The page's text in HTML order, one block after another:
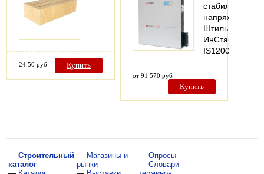
24.50 руб Купить
стабилизатор
напряжения
Штиль
ИнСтаб
IS12000
от 91 570 руб
Купить
— Строительный
каталог
— Магазины и
рынки
— Опросы
— Словари